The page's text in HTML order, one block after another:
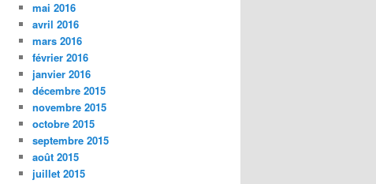
mai 2016
avril 2016
mars 2016
février 2016
janvier 2016
décembre 2015
novembre 2015
octobre 2015
septembre 2015
août 2015
juillet 2015